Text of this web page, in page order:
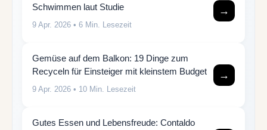
Schwimmen laut Studie
9 Apr. 2026 • 6 Min. Lesezeit
→
Gemüse auf dem Balkon: 19 Dinge zum
Recyceln für Einsteiger mit kleinstem Budget
9 Apr. 2026 • 10 Min. Lesezeit
→
Gutes Essen und Lebensfreude: Contaldo